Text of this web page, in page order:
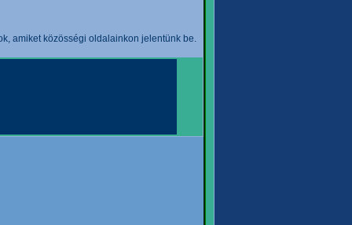
amiket közösségi oldalainkon jelentünk be.